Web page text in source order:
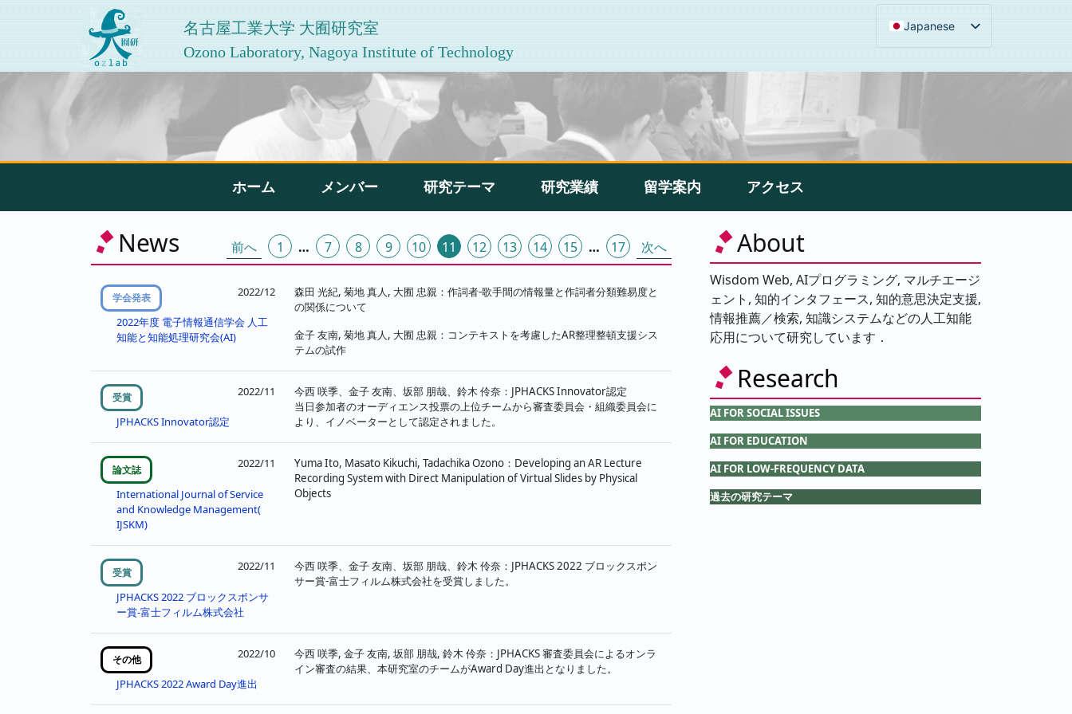
名古屋工業大学 大囿研究室
Ozono Laboratory, Nagoya Institute of Technology
Japanese
ホーム メンバー 研究テーマ 研究業績 留学案内 アクセス
News
投
稿
の
ペ
ジ
送
り
前へ 1 … 7 8 9 10 11 12 13 14 15 … 17 次へ
学会発表 2022/12
2022年度 電子情報通信学会 人工
知能と知能処理研究会(AI)
森田 光紀, 菊地 真人, 大囿 忠親：作詞者-歌手間の情報量と作詞者分類難易度と
の関係について
金子 友南, 菊地 真人, 大囿 忠親：コンテキストを考慮したAR整理整頓支援シス
テムの試作
受賞 2022/11
JPHACKS Innovator認定
今西 咲季、金子 友南、坂部 朋哉、鈴木 伶奈：JPHACKS Innovator認定
当日参加者のオーディエンス投票の上位チームから審査委員会・組織委員会に
より、イノベーターとして認定されました。
論文誌 2022/11
International Journal of Service
and Knowledge Management(
IJSKM)
Yuma Ito, Masato Kikuchi, Tadachika Ozono：Developing an AR Lecture
Recording System with Direct Manipulation of Virtual Slides by Physical
Objects
受賞 2022/11
JPHACKS 2022 ブロックスポンサ
ー賞-富士フィルム株式会社
今西 咲季、金子 友南、坂部 朋哉、鈴木 伶奈：JPHACKS 2022 ブロックスポン
サー賞-富士フィルム株式会社を受賞しました。
その他 2022/10
JPHACKS 2022 Award Day進出
今西 咲季, 金子 友南, 坂部 朋哉, 鈴木 伶奈：JPHACKS 審査委員会によるオンラ
イン審査の結果、本研究室のチームがAward Day進出となりました。
About
Wisdom Web, AIプログラミング, マルチエージ
ェント, 知的インタフェース, 知的意思決定支援,
情報推薦／検索, 知識システムなどの人工知能
応用について研究しています．
Research
AI FOR SOCIAL ISSUES
AI FOR EDUCATION
AI FOR LOW-FREQUENCY DATA
過去の研究テーマ